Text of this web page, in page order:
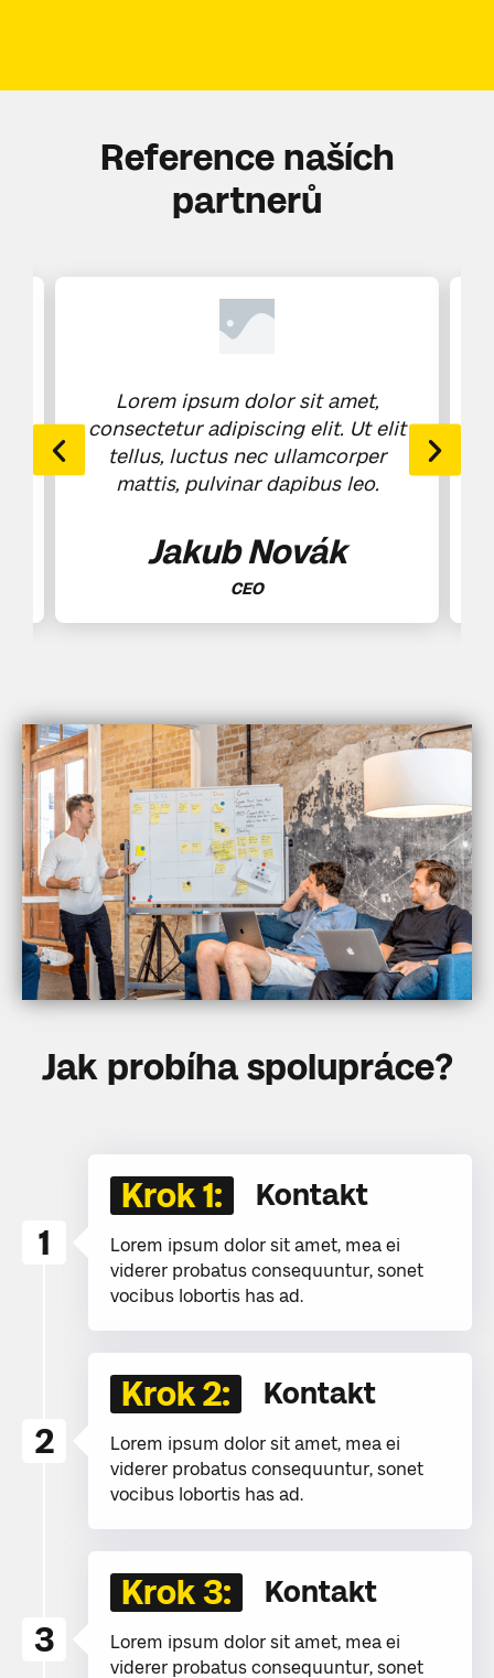
Reference naších
partnerů
Lorem ipsum dolor sit amet,
consectetur adipiscing elit. Ut elit
tellus, luctus nec ullamcorper
mattis, pulvinar dapibus leo.
Jakub Novák
CEO
Jak probíha spolupráce?
Krok 1: Kontakt
Lorem ipsum dolor sit amet, mea ei
viderer probatus consequuntur, sonet
vocibus lobortis has ad.
1
Krok 2: Kontakt
Lorem ipsum dolor sit amet, mea ei
viderer probatus consequuntur, sonet
vocibus lobortis has ad.
2
Krok 3: Kontakt
Lorem ipsum dolor sit amet, mea ei
viderer probatus consequuntur, sonet
3